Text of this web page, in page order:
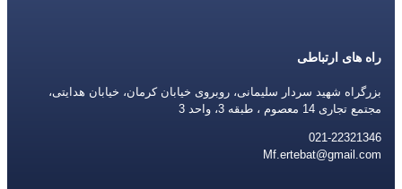
راه های ارتباطی
بزرگراه شهید سردار سلیمانی، روبروی خیابان کرمان، خیابان هدایتی،
مجتمع تجاری 14 معصوم ، طبقه 3، واحد 3
021-22321346
Mf.ertebat@gmail.com